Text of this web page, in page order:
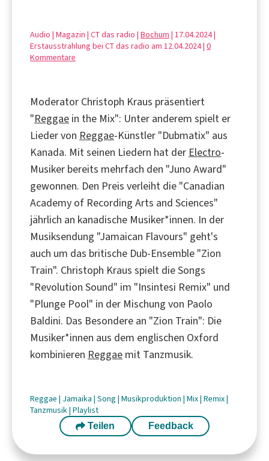
Audio | Magazin | CT das radio | Bochum | 17.04.2024 |
Erstausstrahlung bei CT das radio am 12.04.2024 | 0
Kommentare
Moderator Christoph Kraus präsentiert
"Reggae in the Mix": Unter anderem spielt er
Lieder von Reggae-Künstler "Dubmatix" aus
Kanada. Mit seinen Liedern hat der Electro-
Musiker bereits mehrfach den "Juno Award"
gewonnen. Den Preis verleiht die "Canadian
Academy of Recording Arts and Sciences"
jährlich an kanadische Musiker*innen. In der
Musiksendung "Jamaican Flavours" geht's
auch um das britische Dub-Ensemble "Zion
Train". Christoph Kraus spielt die Songs
"Revolution Sound" im "Insintesi Remix" und
"Plunge Pool" in der Mischung von Paolo
Baldini. Das Besondere an "Zion Train": Die
Musiker*innen aus dem englischen Oxford
kombinieren Reggae mit Tanzmusik.
Reggae | Jamaika | Song | Musikproduktion | Mix| Remix|
Tanzmusik| Playlist
Teilen Feedback